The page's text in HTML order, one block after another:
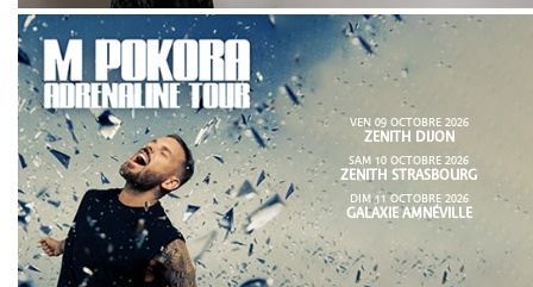
VEN 09 OCTOBRE 2026
ZENITH DIJON
SAM 10 OCTOBRE 2026
ZENITH STRASBOURG
DIM 11 OCTOBRE 2026
GALAXIE AMNÉVILLE